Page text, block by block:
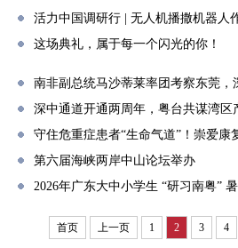
活力中国调研行 | 无人机播撒机器人
这场典礼，属于每一个闪光的你！
南非副总统马沙蒂莱率团考察东莞，
深中通道开通两周年，粤台共谋湾区
守住危重症患者“生命气道”！崇爱康
第六届海峡两岸中山论坛举办
2026年广东大中小学生 “研习南粤”
首页 上一页 1 2 3 4